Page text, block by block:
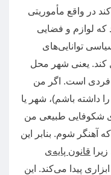
در واقع مأموریتی
لوازم و فضایی
توانایی‌های
کند. یعنی شهر محل
فردی است. اگر من
داشته باشم)، شهر یا
شکوفایی طبیعی من
آهنگر شوم. بنابر این
زیرا قانون پایه‌ی
پیدا می‌کند. این